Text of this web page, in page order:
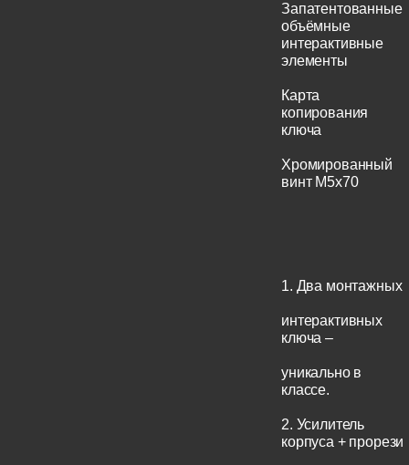
Запатентованные
объёмные
интерактивные
элементы
Карта
копирования
ключа
Хромированный
винт М5x70
1. Два монтажных
интерактивных
ключа –
уникально в
классе.
2. Усилитель
корпуса + прорези